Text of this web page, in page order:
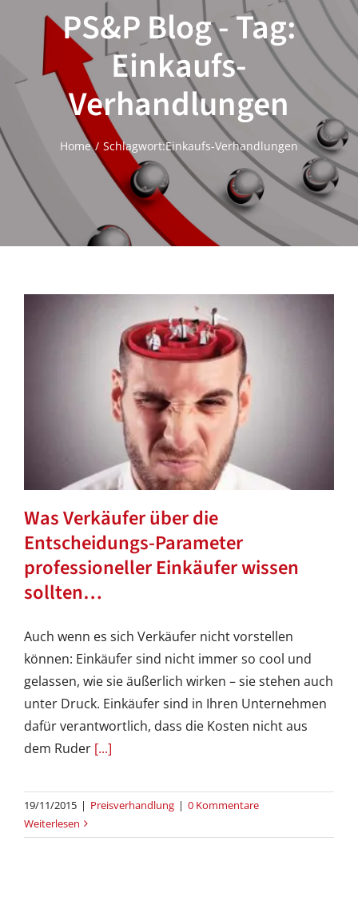
PS&P Blog - Tag:
Einkaufs-
Verhandlungen
Home Schlagwort:Einkaufs-Verhandlungen
Was Verkäufer über die
Entscheidungs-Parameter
professioneller Einkäufer wissen
sollten…
Auch wenn es sich Verkäufer nicht vorstellen
können: Einkäufer sind nicht immer so cool und
gelassen, wie sie äußerlich wirken – sie stehen auch
unter Druck. Einkäufer sind in Ihren Unternehmen
dafür verantwortlich, dass die Kosten nicht aus
dem Ruder [...]
19/11/2015 | Preisverhandlung | 0 Kommentare
Weiterlesen